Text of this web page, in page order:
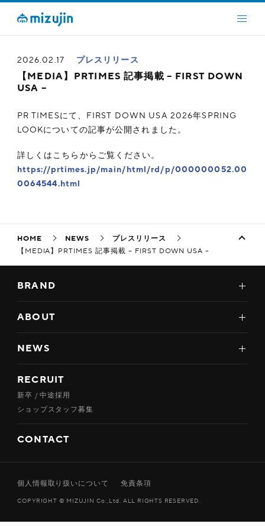
2026.02.17 プレスリリース
【MEDIA】PRTIMES 記事掲載 – FIRST DOWN
USA –
PR TIMESにて、FIRST DOWN USA 2026年SPRING
LOOKについての記事が公開されました。
詳しくはこちらからご覧ください。
https://prtimes.jp/main/html/rd/p/000000052.00
0064544.html
HOME NEWS
プレスリリース
【MEDIA】PRTIMES 記事掲載 – FIRST DOWN USA –
BRAND
ABOUT
NEWS
RECRUIT
新卒 / 中途採用
ショップスタッフ募集
CONTACT
個人情報取り扱いについて 免責条項
COPYRIGHT © MIZUJIN Co.,Ltd. ALL RIGHTS RESERVED.